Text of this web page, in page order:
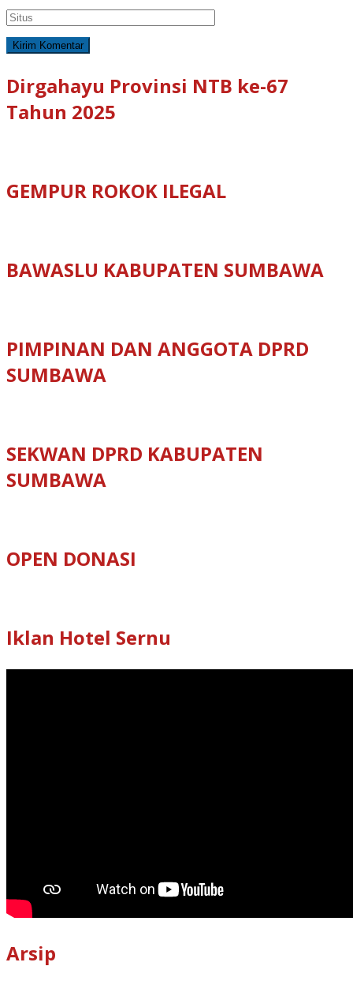
Dirgahayu Provinsi NTB ke-67
Tahun 2025
GEMPUR ROKOK ILEGAL
BAWASLU KABUPATEN SUMBAWA
PIMPINAN DAN ANGGOTA DPRD
SUMBAWA
SEKWAN DPRD KABUPATEN
SUMBAWA
OPEN DONASI
Iklan Hotel Sernu
Arsip